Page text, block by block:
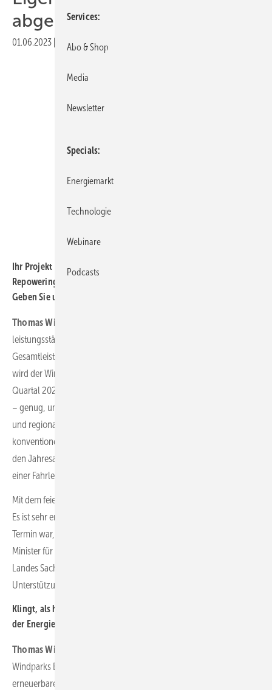
abgeschlossen werden“
01.06.2023 Veröffentlicht in
Ihr Projekt Elster in Sachsen-Anhalt gehört zu den größten
Repowering-Vorhaben in Europa, die bislang umgesetzt wurden.
Geben Sie uns ein Gefühl für diese Dimension!
Thomas Winkler:
leistungsstärkere modernere Anlagen. Die installierte
Gesamtleistung steigt so von 30 auf stattliche 105,6 Megawatt. So
wird der Windpark nach seiner geplanten Inbetriebnahme im dritten
Quartal 2024 jährlich rund 235 Gigawattstunden Strom generieren
– genug, um rund 150.000 Menschen mit sauberer, bezahlbarer
und regional erzeugter Energie zu versorgen. Im Vergleich zu
konventionell erzeugtem Strom spart der Windpark jährlich in etwa
den Jahresausstoß von umgerechnet 86.000 Mittelklassewagen bei
einer Fahrleistung von jeweils 12.000 Kilometern.
Mit dem feierlichen Spatenstich am 4. Mai begann nun die Bauphase.
Es ist sehr erfreulich, dass auch viel Prominenz aus der Politik beim
Termin war, insbesondere Professor Doktor Armin Willingmann, der
Minister für Wissenschaft, Energie, Klimaschutz und Umwelt des
Landes Sachsen-Anhalt. Das vermittelt uns Anerkennung und
Unterstützung sowie Motivation für die nächsten Projekte.
Klingt, als hätte Repowering große Bedeutung für das Umsetzen
der Energiewende…
Thomas Winkler:
Windparks Elster wird ungefähr sechs Mal mehr Menge an
erneuerbarer Energie erzeugt. Gleichzeitig sinkt die Anzahl der
Services
Abo & Shop
Media
Newsletter
Specials
Energiemarkt
Technologie
Webinare
Podcasts